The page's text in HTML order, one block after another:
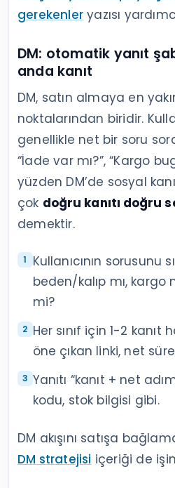
gerekenler yazısı
DM: otomatik yanıt
anda kanıt
DM, satın almaya en
noktalarından biridir.
genellikle net bir soru
“İade var mı?”, “Kargo
yüzden DM’de sosyal
çok doğru kanıtı doğru
demektir.
Kullanıcının sorusunu
beden/kalıp mı,
mi?
Her sınıf için 1-2 kanıt
öne çıkan linki, net
Yanıtı “kanıt + net
kodu, stok bilgisi gibi.
DM akışını satışa
DM stratejisi içeriği de